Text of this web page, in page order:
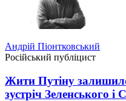
Андрій Піонтковський
Російський публіцист
Жити Путіну
зустріч Зеленського і